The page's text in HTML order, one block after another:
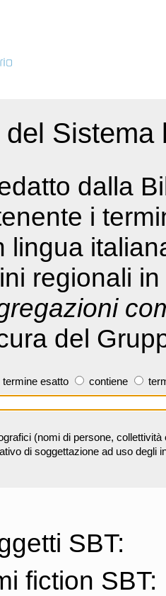
dalla
i
lingua
regionali
del
termine esatto contiene
(nomi di persone,
di soggettazione ad uso degli
SBT:
fiction SBT: